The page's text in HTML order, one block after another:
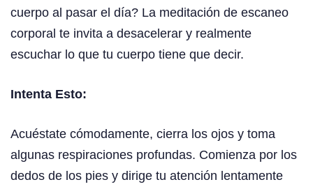
cuerpo al pasar el día? La meditación de escaneo
corporal te invita a desacelerar y realmente
escuchar lo que tu cuerpo tiene que decir.
Intenta Esto:
Acuéstate cómodamente, cierra los ojos y toma
algunas respiraciones profundas. Comienza por los
dedos de los pies y dirige tu atención lentamente